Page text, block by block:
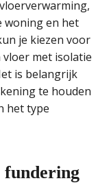
woning en het
je kiezen voor
met isolatie
is belangrijk
te houden
het type
fundering